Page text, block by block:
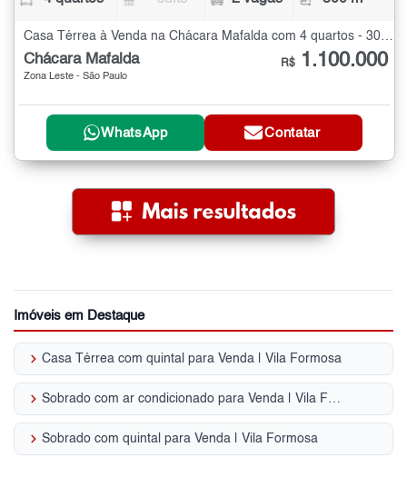
Chácara Mafalda
Zona Leste - São Paulo
R$ 1.100.000
WhatsApp Contatar
Imóveis em Destaque
keyboard_arrow_right Casa Térrea com quintal para Venda | Vila Formosa
keyboard_arrow_right Sobrado com ar condicionado para Venda | Vila Formosa
keyboard_arrow_right Sobrado com quintal para Venda | Vila Formosa